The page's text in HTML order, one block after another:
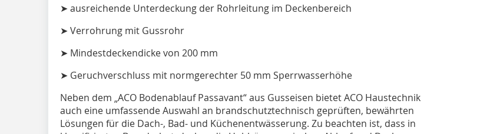
➤ ausreichende Unterdeckung der Rohrleitung im Deckenbereich
➤ Verrohrung mit Gussrohr
➤ Mindestdeckendicke von 200 mm
➤ Geruchverschluss mit normgerechter 50 mm Sperrwasserhöhe
Neben dem „ACO Bodenablauf Passavant“ aus Gusseisen bietet ACO Haustechnik
auch eine umfassende Auswahl an brandschutztechnisch geprüften, bewährten
Lösungen für die Dach-, Bad- und Küchenentwässerung. Zu beachten ist, dass in